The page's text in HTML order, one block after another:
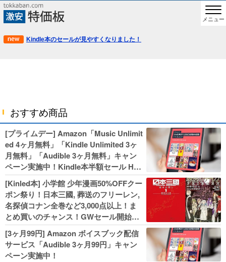
メニュー
Kindle本のセールが見やすくなりました！
おすすめ商品
[プライムデー] Amazon「Music Unlimit
ed 4ヶ月無料」「Kindle Unlimited 3ヶ
月無料」「Audible 3ヶ月無料」キャン
ペーン実施中！Kindle本半額セール HU
NTER×HUNTERなど集英社、無職転生,
幼女戦記などKADOKAWA、キャプテン
翼100円セールも！
[Kinled本] 小学館 少年漫画50%OFFクー
ポン祭り！日本三國, 葬送のフリーレン,
名探偵コナン全巻など3,000点以上！ま
とめ買いのチャンス！GWセール開始！
人気コミック多数 カドカワ祭やIT関連本
がセールに！
[3ヶ月99円] Amazon ボイスブック配信
サービス「Audible 3ヶ月99円」キャン
ペーン実施中！